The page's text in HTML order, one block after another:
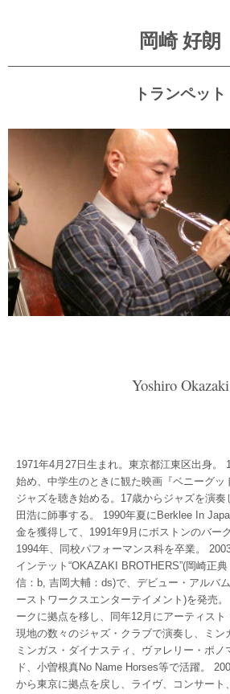
岡崎 好朗
トランペット
Yoshiro Okazaki
1971年4月27日生まれ。東京都江東区出身。
始め、中学生のときに観た映画『ベニーグッ
ジャズを聴き始める。17歳からジャズを演
田浩に師事する。 1990年夏にBerklee In
金を獲得して、1991年9月にボストンのバー
1994年、同校パフォーマンス科を卒業。
インテット“OKAZAKI BROTHERS”(岡崎正
信：b, 吉岡大輔：ds)で、デビュー・アルバ
ーストワークスエンターテイメント)を発売
ークに拠点を移し、同年12月にアーティス
現地の数々のジャズ・クラブで演奏し、ミン
ミンガス・ダイナスティ、ヴァレリー・ポノ
ド、小曽根真No Name Horses等で活躍。
から東京に拠点を戻し、ライヴ、コンサート